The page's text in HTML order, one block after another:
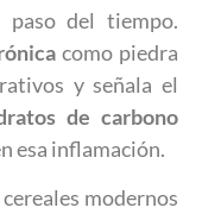
del tiempo.
como piedra
y señala el
de carbono
esa inflamación.
modernos